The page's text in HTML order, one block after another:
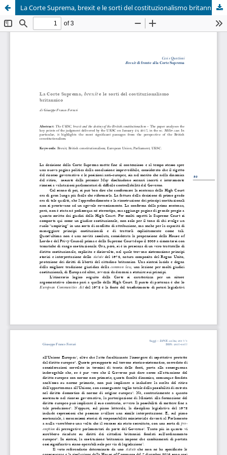
La Corte Suprema, brexit e le sorti del costituzionalismo britannico